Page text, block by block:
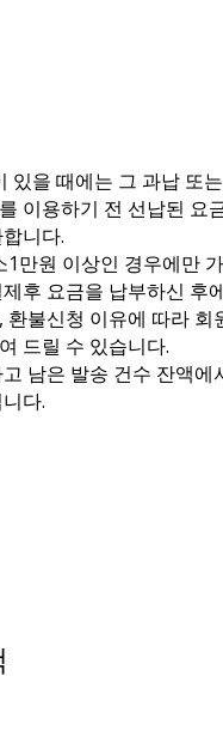
있을 때에는 그 과납
이용하기 전 선납된
니다.
만원 이상인 경우에만
후 요금을 납부하신
불신청 이유에 따라
드릴 수 있습니다.
남은 발송 건수 잔액
다.